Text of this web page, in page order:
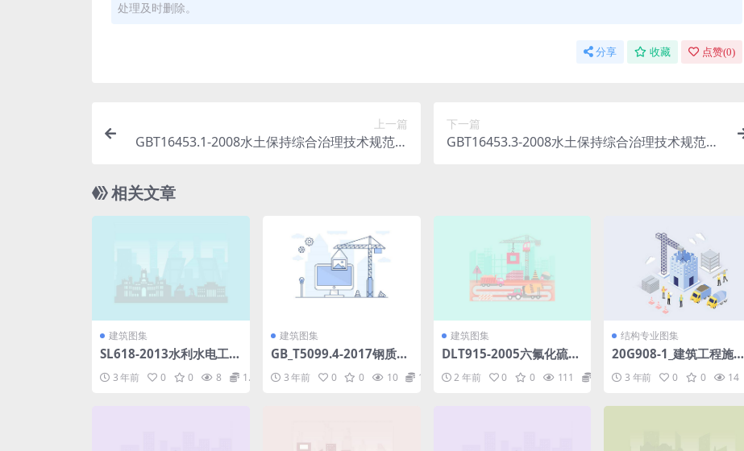
处理及时删除。
分享 收藏 点赞(0)
上一篇
GBT16453.1-2008水土保持综合治理技术规范坡
下一篇
GBT16453.3-2008水土保持综合治理技术规范沟
相关文章
建筑图集
SL618-2013水利水电工程
可行性研究报告编制规程.
pdf3 年前 0 0 8 1.98
建筑图集
GB_T5099.4-2017钢质无
缝气瓶 第4部分：不锈钢
无缝气瓶.pdf
3 年前 0 0 10 1.98
建筑图集
DLT915-2005六氟化硫气
体湿度测定法(电解法).rar
2 年前 0 0 111 1.98
结构专业图集
20G908-1_建筑工程施工
质量常见问题预防措施_混
凝土结构工程.pdf
3 年前 0 0 14